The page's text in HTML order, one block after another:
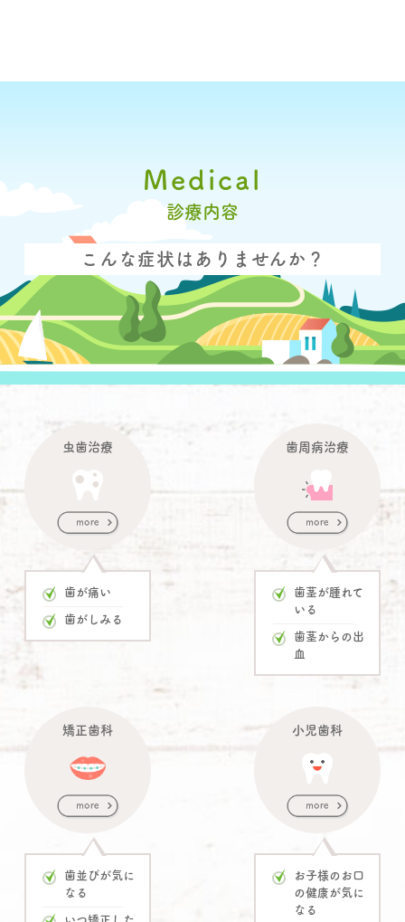
Medical
診療内容
こんな症状はありませんか？
虫歯治療
歯が痛い
歯がしみる
歯周病治療
歯茎が腫れて
いる
歯茎からの出
血
矯正歯科
歯並びが気に
なる
小児歯科
お子様のお口
の健康 が気に
なる